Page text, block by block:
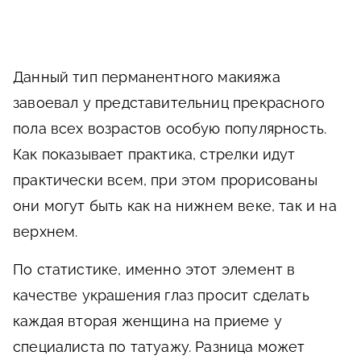
Данный тип перманентного макияжа
завоевал у представительниц прекрасного
пола всех возрастов особую популярность.
Как показывает практика, стрелки идут
практически всем, при этом прорисованы
они могут быть как на нижнем веке, так и на
верхнем.
По статистике, именно этот элемент в
качестве украшения глаз просит сделать
каждая вторая женщина на приеме у
специалиста по татуажу. Разница может